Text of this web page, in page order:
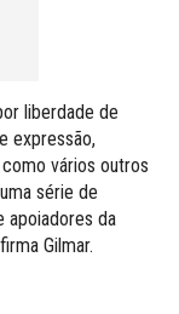
liberdade de
expressão,
vários outros
série de
apoiadores da
Gilmar.